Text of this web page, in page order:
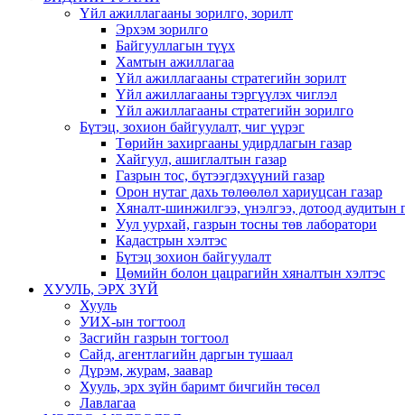
Үйл ажиллагааны зорилго, зорилт
Эрхэм зорилго
Байгууллагын түүх
Хамтын ажиллагаа
Үйл ажиллагааны стратегийн зорилт
Үйл ажиллагааны тэргүүлэх чиглэл
Үйл ажиллагааны стратегийн зорилго
Бүтэц, зохион байгуулалт, чиг үүрэг
Төрийн захиргааны удирдлагын газар
Хайгуул, ашиглалтын газар
Газрын тос, бүтээгдэхүүний газар
Орон нутаг дахь төлөөлөл хариуцсан газар
Хяналт-шинжилгээ, үнэлгээ, дотоод аудитын
Уул уурхай, газрын тосны төв лаборатори
Кадастрын хэлтэс
Бүтэц зохион байгуулалт
Цөмийн болон цацрагийн хяналтын хэлтэс
ХУУЛЬ, ЭРХ ЗҮЙ
Хууль
УИХ-ын тогтоол
Засгийн газрын тогтоол
Сайд, агентлагийн даргын тушаал
Дүрэм, журам, заавар
Хууль, эрх зүйн баримт бичгийн төсөл
Лавлагаа